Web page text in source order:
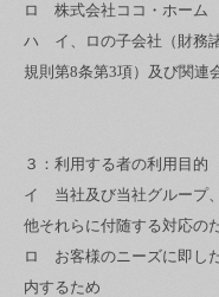
ロ 株式会社ココ・ホーム
ハ イ、ロの子会社（財務
規則第8条第3項）及び関連
３：利用する者の利用目的
イ 当社及び当社グループ
他それらに付随する対応の
ロ お客様のニーズに即し
内するため